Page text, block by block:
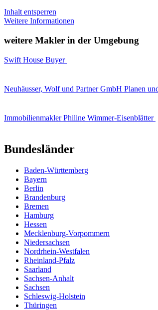
Inhalt entsperren
Weitere Informationen
weitere Makler in der Umgebung
Swift House Buyer
Neuhäusser, Wolf und Partner GmbH Planen
Immobilienmakler Philine Wimmer-Eisenblätter
Bundesländer
Baden-Württemberg
Bayern
Berlin
Brandenburg
Bremen
Hamburg
Hessen
Mecklenburg-Vorpommern
Niedersachsen
Nordrhein-Westfalen
Rheinland-Pfalz
Saarland
Sachsen-Anhalt
Sachsen
Schleswig-Holstein
Thüringen